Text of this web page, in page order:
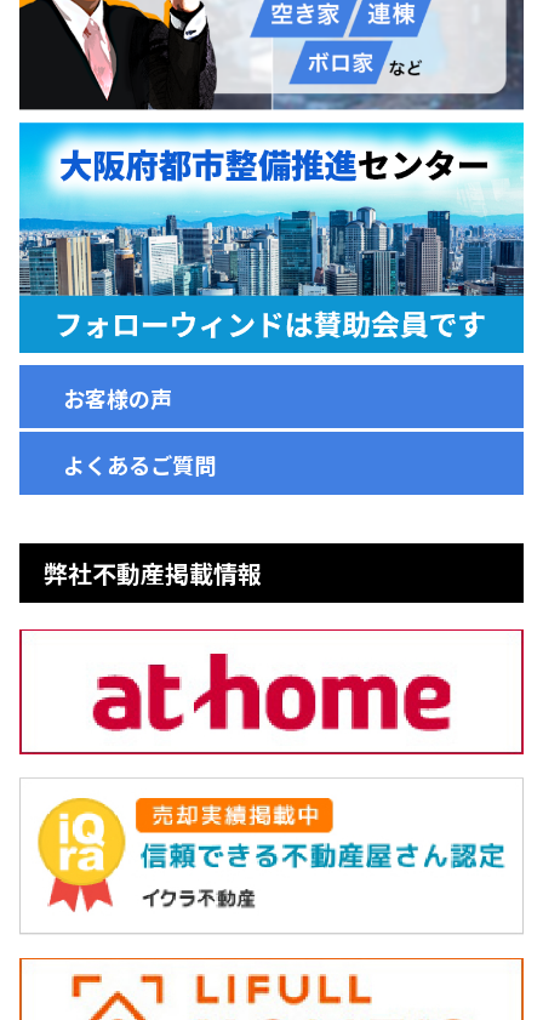
お客様の声
よくあるご質問
弊社不動産掲載情報